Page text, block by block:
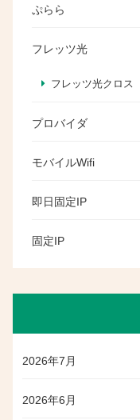
ぷらら
フレッツ光
フレッツ光クロス
プロバイダ
モバイルWifi
即日固定IP
固定IP
2026年7月
2026年6月